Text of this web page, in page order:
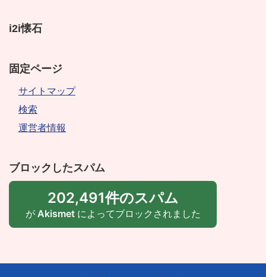
i2i懐石
固定ページ
サイトマップ
検索
運営者情報
ブロックしたスパム
202,491件のスパム
が Akismetによってブロックされました